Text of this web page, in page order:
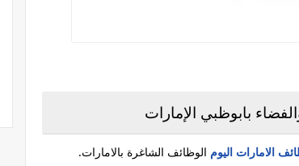
بابوظبي الإمارات
الامارات اليوم الوظائف الشاغرة بالامارات.